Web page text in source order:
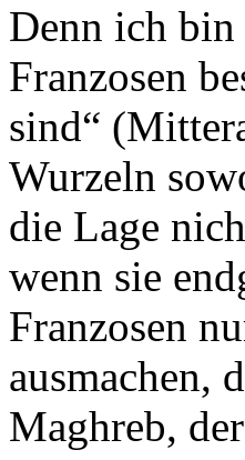
Denn ich bin
Franzosen
sind“
Wurzeln
die Lage
wenn sie
Franzosen
ausmachen,
Maghreb,